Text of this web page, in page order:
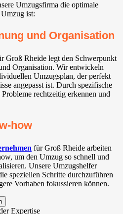
Umzugsfirma die optimale
ist:
und Organisation
Groß Rheide legt den Schwerpunkt
Organisation. Wir entwickeln
Umzugsplan, der perfekt
angepasst ist. Durch spezifische
rechtzeitig erkennen und
how
für Groß Rheide arbeiten
um den Umzug so schnell und
Unsere Umzugshelfer
speziellen Schritte durchzuführen
Vorhaben fokussieren können.